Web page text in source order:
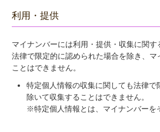
利用・提供
マイナンバーには利用・提供・収集に関す
法律で限定的に認められた場合を除き、
ことはできません。
特定個人情報の収集に関しても法律で
除いて収集することはできません。
※特定個人情報とは、マイナンバーを